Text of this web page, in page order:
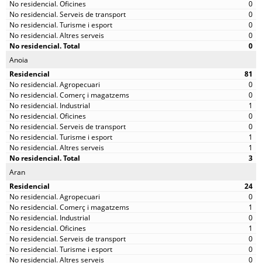
0
0
0
0
0
Anoia
81
0
0
1
0
0
1
1
3
Aran
24
0
1
0
1
0
0
0